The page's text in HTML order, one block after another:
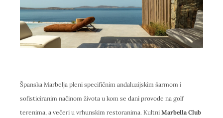
Španska Marbelja pleni specifičnim andaluzijskim šarmom i
sofisticiranim načinom života u kom se dani provode na golf
terenima, a večeri u vrhunskim restoranima. Kultni Marbella Club